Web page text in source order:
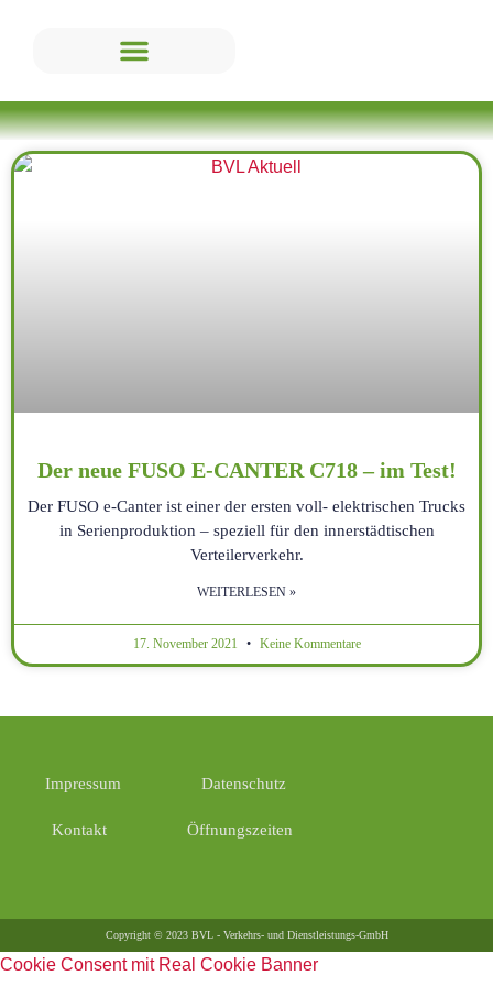
Der neue FUSO E-CANTER C718 – im Test!
Der FUSO e-Canter ist einer der ersten voll- elektrischen Trucks
in Serienproduktion – speziell für den innerstädtischen
Verteilerverkehr.
WEITERLESEN »
17. November 2021 Keine Kommentare
Impressum Datenschutz
Kontakt Öffnungszeiten
Copyright © 2023 BVL - Verkehrs- und Dienstleistungs-GmbH
Cookie Consent mit Real Cookie Banner